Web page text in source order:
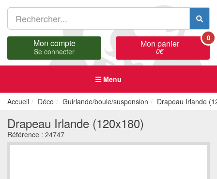
Mon compte
Se connecter
Mon panier
0€
0
Menu
Accueil Déco Guirlande/boule/suspension Drapeau Irlande
Drapeau Irlande (120x180)
Référence : 24747